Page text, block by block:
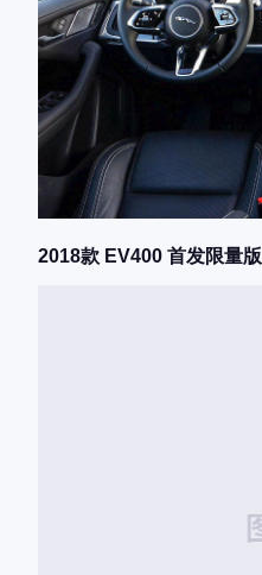
2018款 EV400 首发限量版